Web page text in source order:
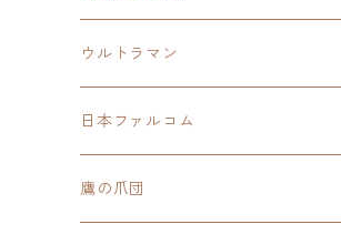
ウルトラマン
モバイルバッテリー
スカジャンキーチェーン
日本ファルコム
イースⅧ
鷹の爪団